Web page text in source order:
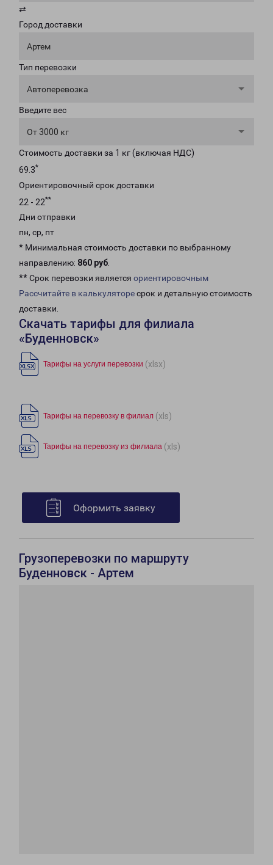
⇄
Город доставки
Артем
Тип перевозки
Автоперевозка
Введите вес
От 3000 кг
Стоимость доставки за 1 кг (включая НДС)
69.3*
Ориентировочный срок доставки
22 - 22**
Дни отправки
пн, ср, пт
* Минимальная стоимость доставки по выбранному
направлению: 860 руб.
** Срок перевозки является ориентировочным
Рассчитайте в калькуляторесрок и детальную стоимость
доставки.
Скачать тарифы для филиала
«Буденновск»
Тарифы на услуги перевозки (xlsx)
Тарифы на перевозку в филиал (xls)
Тарифы на перевозку из филиала (xls)
Оформить заявку
Грузоперевозки по маршруту
Буденновск - Артем